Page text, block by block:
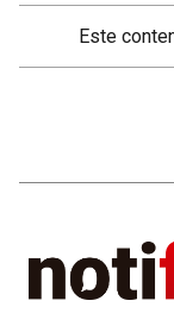
Este